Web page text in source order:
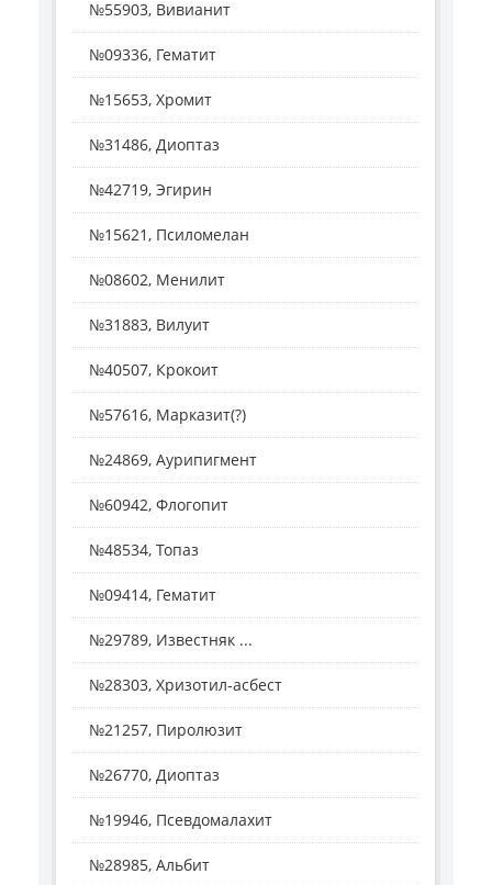
№55903, Вивианит
№09336, Гематит
№15653, Хромит
№31486, Диоптаз
№42719, Эгирин
№15621, Псиломелан
№08602, Менилит
№31883, Вилуит
№40507, Крокоит
№57616, Марказит(?)
№24869, Аурипигмент
№60942, Флогопит
№48534, Топаз
№09414, Гематит
№29789, Известняк ...
№28303, Хризотил-асбест
№21257, Пиролюзит
№26770, Диоптаз
№19946, Псевдомалахит
№28985, Альбит